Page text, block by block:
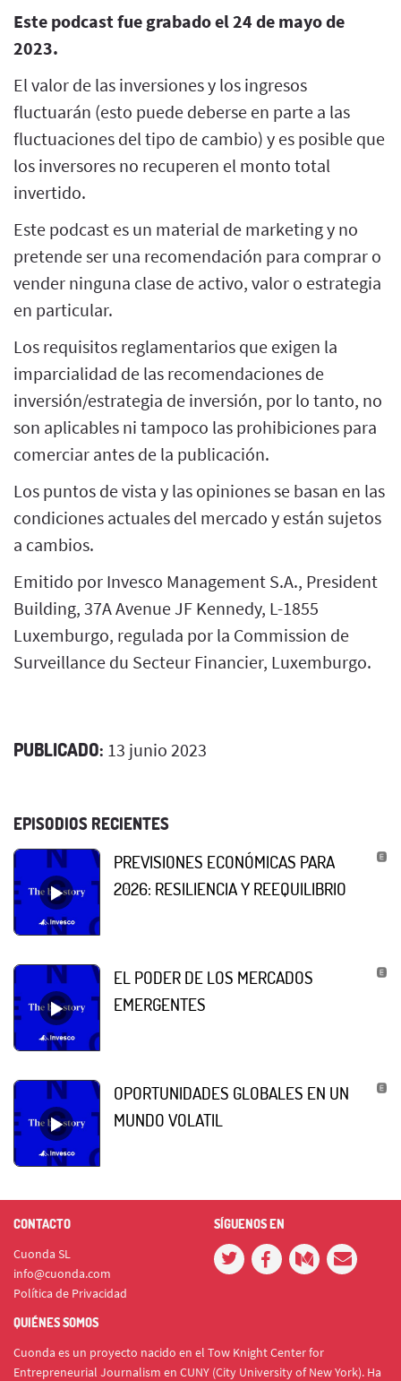
Este podcast fue grabado el 24 de mayo de
2023.
El valor de las inversiones y los ingresos
fluctuarán (esto puede deberse en parte a las
fluctuaciones del tipo de cambio) y es posible que
los inversores no recuperen el monto total
invertido.
Este podcast es un material de marketing y no
pretende ser una recomendación para comprar o
vender ninguna clase de activo, valor o estrategia
en particular.
Los requisitos reglamentarios que exigen la
imparcialidad de las recomendaciones de
inversión/estrategia de inversión, por lo tanto, no
son aplicables ni tampoco las prohibiciones para
comerciar antes de la publicación.
Los puntos de vista y las opiniones se basan en las
condiciones actuales del mercado y están sujetos
a cambios.
Emitido por Invesco Management S.A., President
Building, 37A Avenue JF Kennedy, L-1855
Luxemburgo, regulada por la Commission de
Surveillance du Secteur Financier, Luxemburgo.
PUBLICADO: 13 junio 2023
EPISODIOS RECIENTES
PREVISIONES ECONÓMICAS PARA
2026: RESILIENCIA Y REEQUILIBRIO
EL PODER DE LOS MERCADOS
EMERGENTES
OPORTUNIDADES GLOBALES EN UN
MUNDO VOLATIL
CONTACTO
Cuonda SL
info@cuonda.com
Política de Privacidad
SÍGUENOS EN
QUIÉNES SOMOS
Cuonda es un proyecto nacido en el Tow Knight Center for
Entrepreneurial Journalism en CUNY (City University of New York). Ha